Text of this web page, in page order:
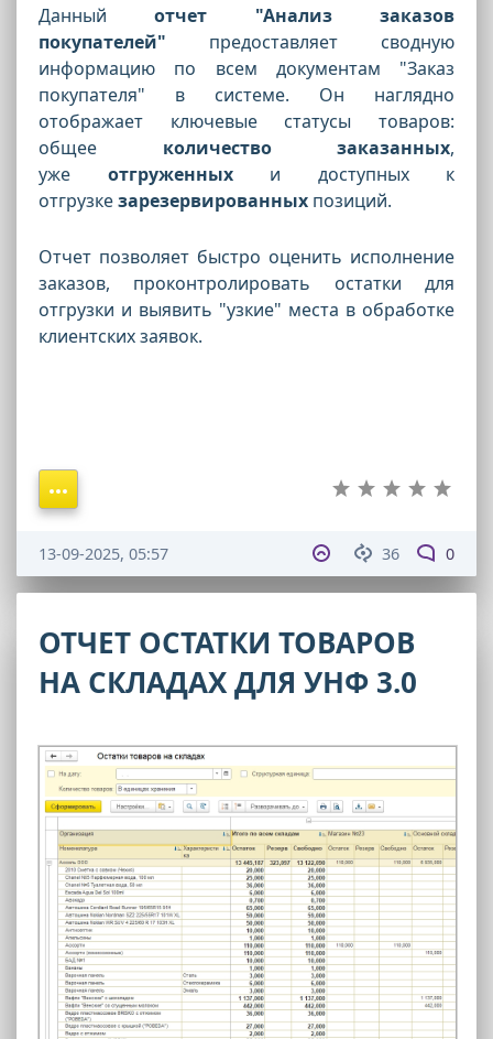
Данныйотчет "Анализ заказов
покупателей" предоставляет сводную
информацию по всем документам "Заказ
покупателя" в системе. Он наглядно
отображает ключевые статусы товаров:
общее количество заказанных,
уже отгруженныхи доступных к
отгрузкезарезервированных позиций.
Отчет позволяет быстро оценить исполнение
заказов, проконтролировать остатки для
отгрузки и выявить "узкие" места в обработке
клиентских заявок.
36 0
13-09-2025, 05:57
ОТЧЕТ ОСТАТКИ ТОВАРОВ
НА СКЛАДАХ ДЛЯ УНФ 3.0